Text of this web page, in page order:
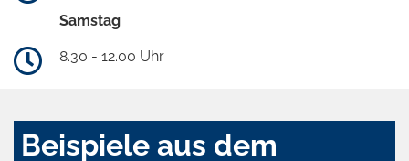
Samstag
8.30 - 12.00 Uhr
Beispiele aus dem